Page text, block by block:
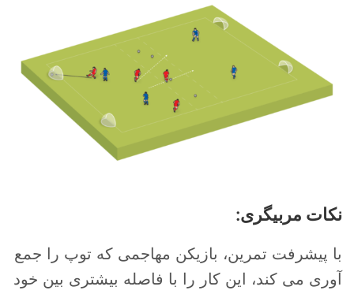
نکات مربیگری:
با پیشرفت تمرین، بازیکن مهاجمی که توپ را جمع
آوری می کند، این کار را با فاصله بیشتری بین خود